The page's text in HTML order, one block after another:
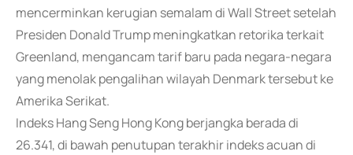
mencerminkan kerugian semalam di Wall Street setelah
Presiden Donald Trump meningkatkan retorika terkait
Greenland, mengancam tarif baru pada negara-negara
yang menolak pengalihan wilayah Denmark tersebut ke
Amerika Serikat.
Indeks Hang Seng Hong Kong berjangka berada di
26.341, di bawah penutupan terakhir indeks acuan di